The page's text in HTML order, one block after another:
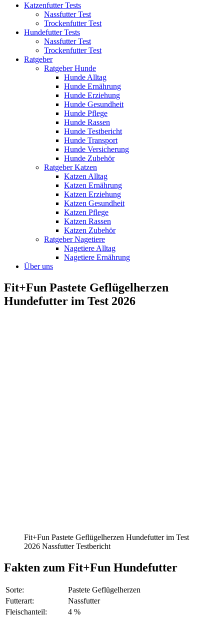
Katzenfutter Tests
Nassfutter Test
Trockenfutter Test
Hundefutter Tests
Nassfutter Test
Trockenfutter Test
Ratgeber
Ratgeber Hunde
Hunde Alltag
Hunde Ernährung
Hunde Erziehung
Hunde Gesundheit
Hunde Pflege
Hunde Rassen
Hunde Testbericht
Hunde Transport
Hunde Versicherung
Hunde Zubehör
Ratgeber Katzen
Katzen Alltag
Katzen Ernährung
Katzen Erziehung
Katzen Gesundheit
Katzen Pflege
Katzen Rassen
Katzen Zubehör
Ratgeber Nagetiere
Nagetiere Alltag
Nagetiere Ernährung
Über uns
Fit+Fun Pastete Geflügelherzen
Hundefutter im Test 2026
Fit+Fun Pastete Geflügelherzen Hundefutter im Test
2026 Nassfutter Testbericht
Fakten zum Fit+Fun Hundefutter
Sorte:
Pastete Geflügelherzen
Futterart:
Nassfutter
Fleischanteil:
4 %